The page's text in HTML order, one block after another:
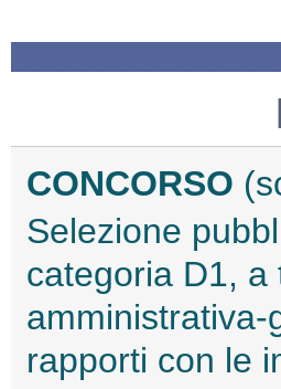
CONCORSO
Selezione
categoria D1,
rapporti con le